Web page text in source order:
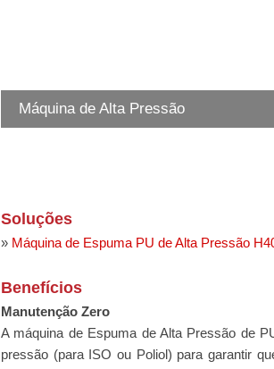
Máquina de Alta Pressão
Soluções
» Máquina de Espuma PU de Alta Pressão
Benefícios
Manutenção Zero
A máquina de Espuma de Alta Pressão de
pressão (para ISO ou Poliol) para garantir